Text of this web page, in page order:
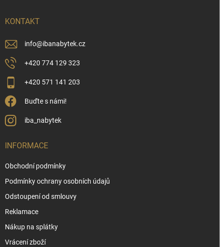
KONTAKT
info@ibanabytek.cz
+420 774 129 323
+420 571 141 203
Buďte s námi!
iba_nabytek
INFORMACE
Obchodní podmínky
Podmínky ochrany osobních údajů
Odstoupení od smlouvy
Reklamace
Nákup na splátky
Vrácení zboží